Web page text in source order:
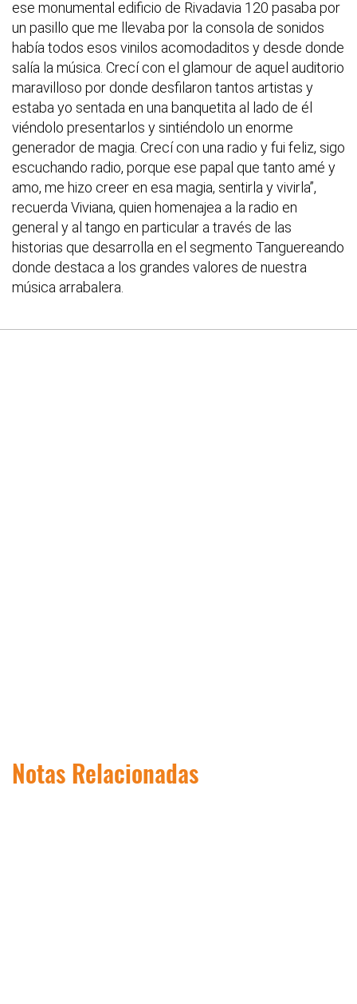
ese monumental edificio de Rivadavia 120 pasaba por
un pasillo que me llevaba por la consola de sonidos
había todos esos vinilos acomodaditos y desde donde
salía la música. Crecí con el glamour de aquel auditorio
maravilloso por donde desfilaron tantos artistas y
estaba yo sentada en una banquetita al lado de él
viéndolo presentarlos y sintiéndolo un enorme
generador de magia. Crecí con una radio y fui feliz, sigo
escuchando radio, porque ese papal que tanto amé y
amo, me hizo creer en esa magia, sentirla y vivirla”,
recuerda Viviana, quien homenajea a la radio en
general y al tango en particular a través de las
historias que desarrolla en el segmento Tanguereando
donde destaca a los grandes valores de nuestra
música arrabalera.
Notas Relacionadas